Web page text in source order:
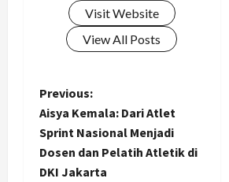
Visit Website
View All Posts
P
o
s
Previous:
Aisya Kemala: Dari Atlet
Sprint Nasional Menjadi
Dosen dan Pelatih Atletik di
DKI Jakarta